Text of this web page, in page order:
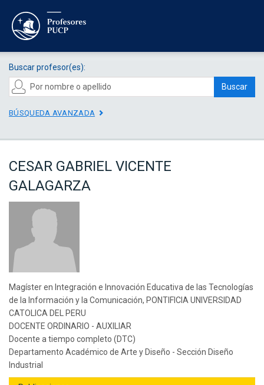
Buscar profesor(es):
Buscar
BÚSQUEDA AVANZADA
CESAR GABRIEL VICENTE
GALAGARZA
Magíster en Integración e Innovación Educativa de las Tecnologías
de la Información y la Comunicación, PONTIFICIA UNIVERSIDAD
CATOLICA DEL PERU
DOCENTE ORDINARIO - AUXILIAR
Docente a tiempo completo (DTC)
Departamento Académico de Arte y Diseño - Sección Diseño
Industrial